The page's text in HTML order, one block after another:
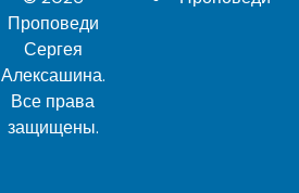
Проповеди
Сергея
Алексашина.
Все права
защищены.